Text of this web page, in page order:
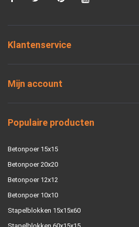
Klantenservice
Mijn account
Populaire producten
Betonpoer 15x15
Betonpoer 20x20
Betonpoer 12x12
Betonpoer 10x10
Stapelblokken 15x15x60